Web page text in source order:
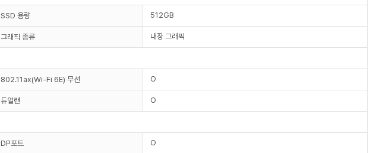
SSD 용량 512GB
그래픽 종류 내장 그래픽
802.11ax(Wi-Fi 6E) 무선 O
듀얼랜 O
DP포트 O